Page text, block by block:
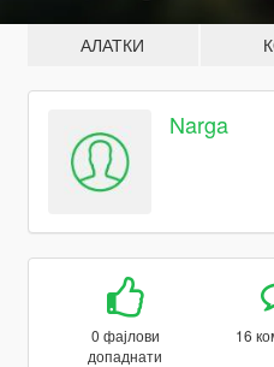
АЛАТКИ
Narga
0 фајлови
допаднати
16